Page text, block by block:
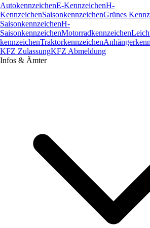
AutokennzeichenE-KennzeichenH-
KennzeichenSaisonkennzeichenGrünes
SaisonkennzeichenH-
SaisonkennzeichenMotorradkennzeichen
kennzeichenTraktorkennzeichen
KFZ ZulassungKFZ Abmeldung
Infos & Ämter